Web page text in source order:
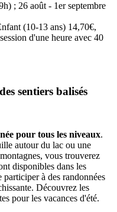
; 26 août - 1er septembre
(10-13 ans) 14,70€,
d'une heure avec 40
sentiers balisés
pour tous les niveaux.
autour du lac ou une
vous trouverez
disponibles dans les
à des randonnées
Découvrez les
pour les vacances d'été.